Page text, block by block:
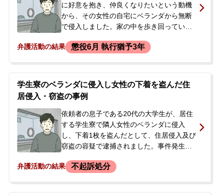
に好意を抱き、仲良くなりたいという動機
から、その女性の自宅にベランダから無断
で侵入しました。家の中を歩き回っていた
に戻りましたが、通報により住居侵入の容
行為があったほか、過去にも店舗のバック
ヤードに無断で立ち入ったことがありまし
た。逮捕の連絡を受けた依頼者のご家族か
ら相談があり、被害者との示談を強く希望
されていました。
弁護活動の結果 懲役6月 執行猶予3年
学生寮のベランダに侵入し女性の下着を盗んだ住
居侵入・窃盗の事例
依頼者の息子である20代の大学生が、居住
する学生寮で隣人女性のベランダに侵入
し、下着1枚を盗んだとして、住居侵入及び
窃盗の容疑で逮捕されました。事件発生か
メラの映像がきっかけで被疑者として特定
弁護活動の結果 不起訴処分